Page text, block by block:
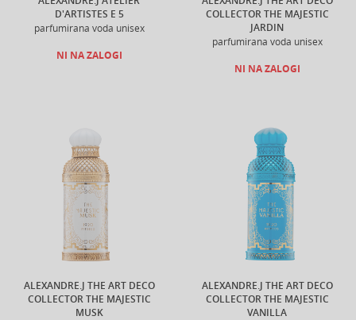
D'ARTISTES E 5
parfumirana voda unisex
NI NA ZALOGI
COLLECTOR THE MAJESTIC
JARDIN
parfumirana voda unisex
NI NA ZALOGI
ALEXANDRE.J THE ART DECO
COLLECTOR THE MAJESTIC
MUSK
ALEXANDRE.J THE ART DECO
COLLECTOR THE MAJESTIC
VANILLA